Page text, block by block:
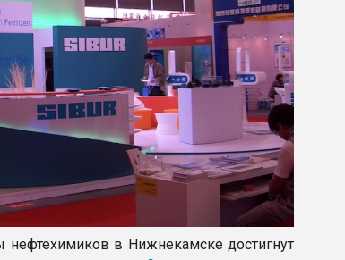
нефтехимиков в Нижнекамске достигнут